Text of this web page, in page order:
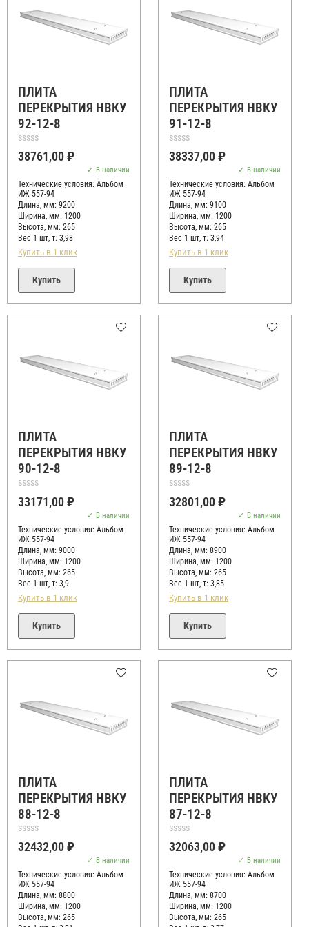
ПЛИТА
ПЕРЕКРЫТИЯ НВКУ
92-12-8
Оценка
0
5
38761,00₽
В наличии
Технические условия: Альбом
ИЖ 557-94
Длина, мм: 9200
Ширина, мм: 1200
Высота, мм: 265
Вес 1 шт, т: 3,98
Купить в 1 клик
Купить
ПЛИТА
ПЕРЕКРЫТИЯ НВКУ
91-12-8
Оценка
0
5
38337,00₽
В наличии
Технические условия: Альбом
ИЖ 557-94
Длина, мм: 9100
Ширина, мм: 1200
Высота, мм: 265
Вес 1 шт, т: 3,94
Купить в 1 клик
Купить
ПЛИТА
ПЕРЕКРЫТИЯ НВКУ
90-12-8
Оценка
0
33171,00₽
В наличии
Технические условия: Альбом
ИЖ 557-94
Длина, мм: 9000
Ширина, мм: 1200
Высота, мм: 265
Вес 1 шт, т: 3,9
Купить в 1 клик
Купить
ПЛИТА
ПЕРЕКРЫТИЯ НВКУ
89-12-8
Оценка
0
32801,00₽
В наличии
Технические условия: Альбом
ИЖ 557-94
Длина, мм: 8900
Ширина, мм: 1200
Высота, мм: 265
Вес 1 шт, т: 3,85
Купить в 1 клик
Купить
ПЛИТА
ПЕРЕКРЫТИЯ НВКУ
88-12-8
Оценка
0
5
32432,00₽
В наличии
Технические условия: Альбом
ИЖ 557-94
Длина, мм: 8800
Ширина, мм: 1200
Высота, мм: 265
ПЛИТА
ПЕРЕКРЫТИЯ НВКУ
87-12-8
Оценка
0
5
32063,00₽
В наличии
Технические условия: Альбом
ИЖ 557-94
Длина, мм: 8700
Ширина, мм: 1200
Высота, мм: 265